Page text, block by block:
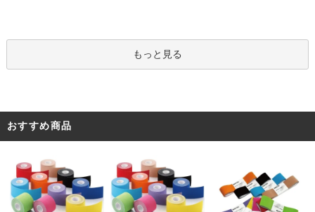
もっと見る
おすすめ商品